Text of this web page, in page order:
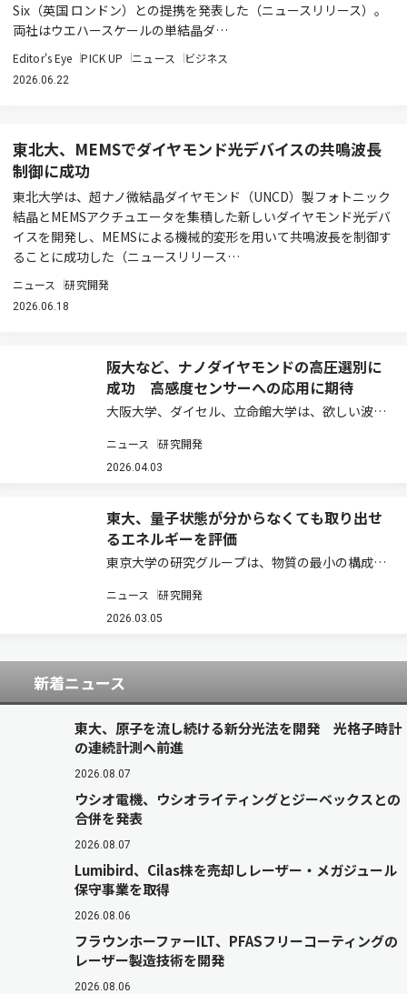
Six（英国 ロンドン）との提携を発表した（ニュースリリース）。
両社はウエハースケールの単結晶ダ…
Editor's Eye PICK UP ニュース ビジネス
2026.06.22
東北大、MEMSでダイヤモンド光デバイスの共鳴波長
制御に成功
東北大学は、超ナノ微結晶ダイヤモンド（UNCD）製フォトニック
結晶とMEMSアクチュエータを集積した新しいダイヤモンド光デバ
イスを開発し、MEMSによる機械的変形を用いて共鳴波長を制御す
ることに成功した（ニュースリリース…
ニュース 研究開発
2026.06.18
阪大など、ナノダイヤモンドの高圧選別に
成功 高感度センサーへの応用に期待
大阪大学、ダイセル、立命館大学は、欲しい波長
で選別することに初めて成功した（ニュースリリ
ース）。 ダイヤモンドの色中心と呼ばれる構造が
ニュース 研究開発
2026.04.03
東大、量子状態が分からなくても取り出せ
るエネルギーを評価
東京大学の研究グループは、物質の最小の構成要
で、与えられた量子状態の詳細に一切依存せず、
最適な仕事の取り出し性能を達成する単一の熱力
リ…
ニュース 研究開発
2026.03.05
新着ニュース
東大、原子を流し続ける新分光法を開発 光格子時計
の連続計測へ前進
2026.08.07
ウシオ電機、ウシオライティングとジーベックスとの
合併を発表
2026.08.07
Lumibird、Cilas株を売却しレーザー・メガジュール
保守事業を取得
2026.08.06
フラウンホーファーILT、PFASフリーコーティングの
レーザー製造技術を開発
2026.08.06